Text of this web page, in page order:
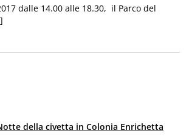
dalle 14.00 alle 18.30, il Parco del
della civetta in Colonia Enrichetta